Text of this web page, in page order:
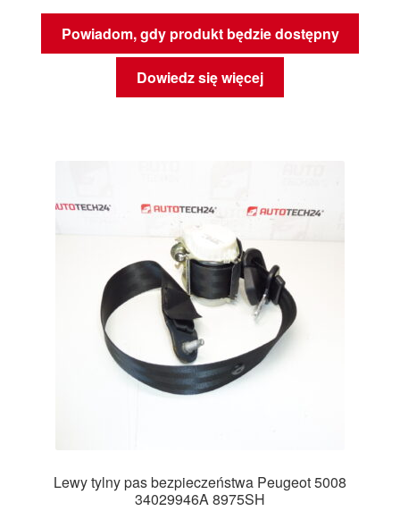
Powiadom, gdy produkt będzie dostępny
Dowiedz się więcej
Lewy tylny pas bezpieczeństwa Peugeot 5008
34029946A 8975SH